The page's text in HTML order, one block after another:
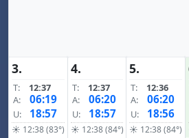
3.
T:
12:37
A:
06:19
U: 18:57
☀ 12:38 (83°)
4.
T:
12:37
A:
06:20
U: 18:57
☀ 12:38 (84°)
5.
T:
12:36
A:
06:20
U: 18:56
☀ 12:38 (84°)